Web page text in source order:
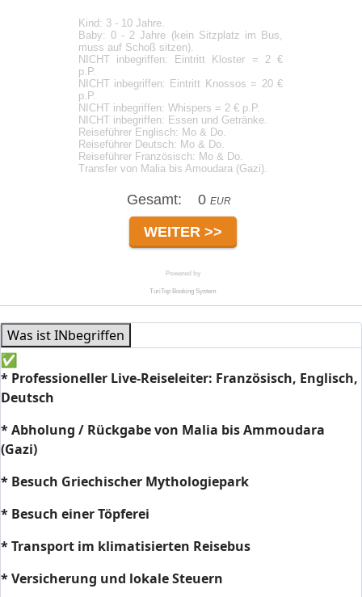
Was ist INbegriffen
* Professioneller Live-Reiseleiter: Französisch, Englisch,
Deutsch
* Abholung / Rückgabe von Malia bis Ammoudara
(Gazi)
* Besuch Griechischer Mythologiepark
* Besuch einer Töpferei
* Transport im klimatisierten Reisebus
* Versicherung und lokale Steuern